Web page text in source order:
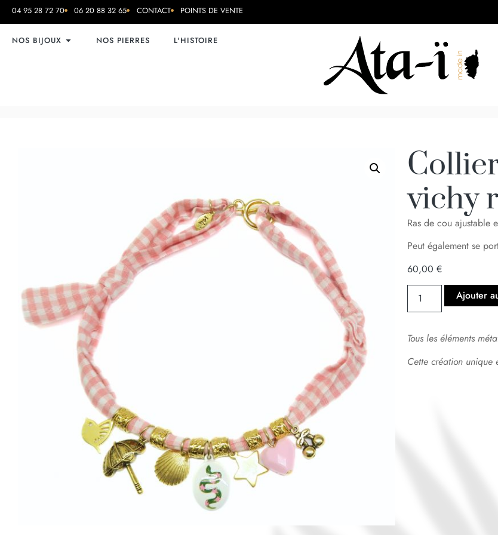
04 95 28 72 70 06 20 88 32 65 CONTACT POINTS DE VENTE
NOS BIJOUX NOS PIERRES L'HISTOIRE
vichy
Ras de cou ajustable
Peut également se
60,00 €
Ajouter
Tous les éléments
Cette création unique